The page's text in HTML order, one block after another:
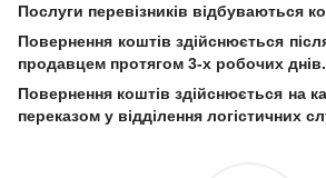
Послуги перевізників відбуваються
Повернення коштів здійснюється
продавцем протягом 3-х робочих днів.
Повернення коштів здійснюється на
переказом у відділення логістичних